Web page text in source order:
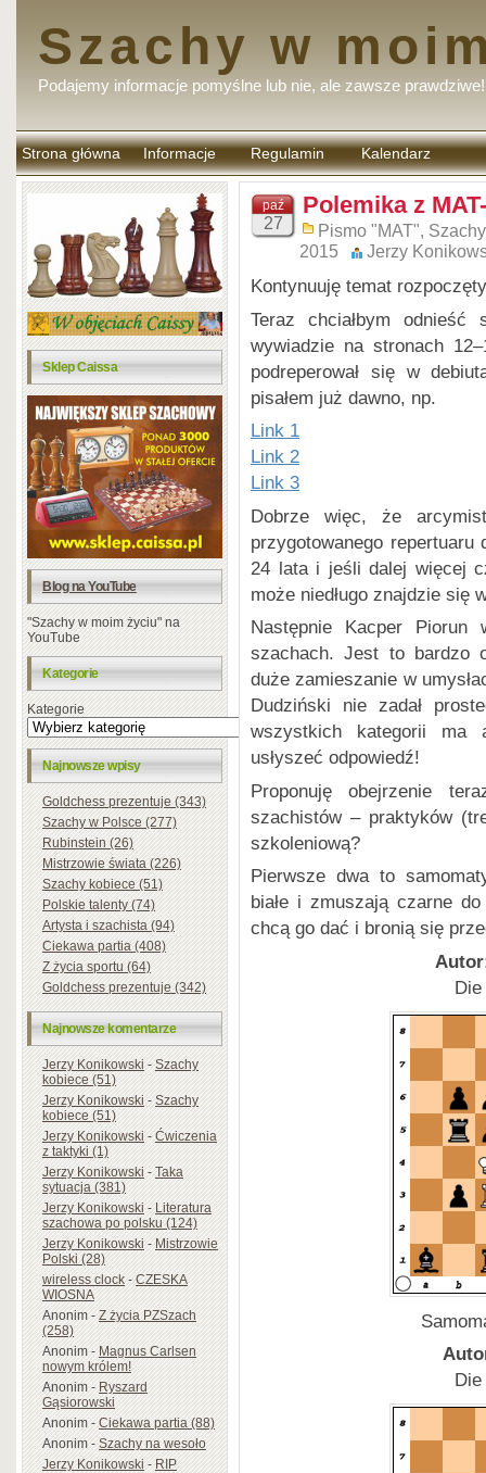
Szachy w
Podajemy informacje pomyślne lub nie, ale zawsze prawdziwe!
Strona główna Informacje Regulamin
komentarzy
Kalendarz
Sklep Caissa
Blog na YouTube
"Szachy w moim życiu" na
YouTube
Kategorie
Kategorie
Najnowsze wpisy
Goldchess prezentuje (343)
Szachy w Polsce (277)
Rubinstein (26)
Mistrzowie świata (226)
Szachy kobiece (51)
Polskie talenty (74)
Artysta i szachista (94)
Ciekawa partia (408)
Z życia sportu (64)
Goldchess prezentuje (342)
Najnowsze komentarze
Jerzy Konikowski-Szachy
kobiece (51)
Jerzy Konikowski-Szachy
kobiece (51)
Jerzy Konikowski-Ćwiczenia
z taktyki (1)
Jerzy Konikowski-Taka
sytuacja (381)
Jerzy Konikowski-Literatura
szachowa po polsku (124)
Jerzy Konikowski-Mistrzowie
Polski (28)
wireless clock-CZESKA
WIOSNA
Anonim-Z życia PZSzach
(258)
Anonim-Magnus Carlsen
nowym królem!
Anonim-Ryszard
Gąsiorowski
Anonim-Ciekawa partia (88)
Anonim-Szachy na wesoło
Jerzy Konikowski-RIP
paź
27
Polemika z
Pismo "MAT",
2015
Jerzy
Kontynuuję temat
Teraz chciałbym
wywiadzie na stronach
podreperował się w
pisałem już dawno, np.
Link 1
Link 2
Link 3
Dobrze więc, że
przygotowanego repertuaru
24 lata i jeśli dalej więcej
może niedługo znajdzie się
Następnie Kacper
szachach. Jest to bardzo
duże zamieszanie w
Dudziński nie zadał
wszystkich kategorii ma
usłyszeć odpowiedź!
Proponuję obejrzenie
szachistów – praktyków
szkoleniową?
Pierwsze dwa to
białe i zmuszają czarne
chcą go dać i bronią się